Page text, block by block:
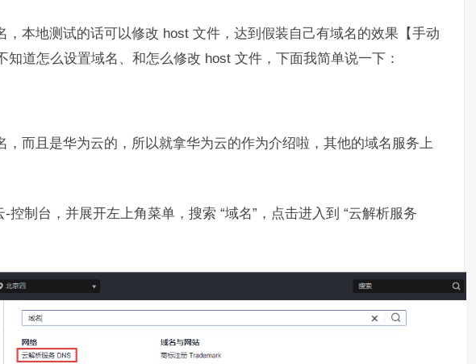
，本地测试的话可以修改 host 文件，达到假装自己有域名的效果【手动
知道怎么设置域名、和怎么修改 host 文件，下面我简单说一下：
，而且是华为云的，所以就拿华为云的作为介绍啦，其他的域名服务上
控制台，并展开左上角菜单，搜索 “域名”，点击进入到 “云解析服务